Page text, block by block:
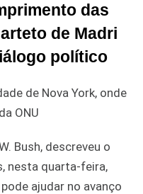
das
de Madri
político
de Nova York, onde
ONU
Bush, descreveu o
nesta quarta-feira,
ajudar no avanço